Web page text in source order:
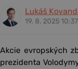
Lukáš
19. 8. 2025 10:37
Akcie evropských
prezidenta